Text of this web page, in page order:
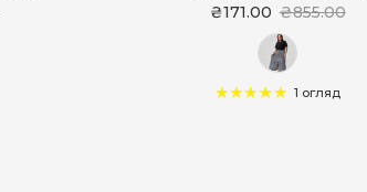
₴171.00 ₴855.00
1 огляд